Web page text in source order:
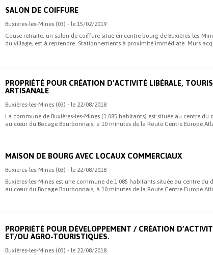
SALON DE COIFFURE
Buxières-les-Mines (03) - le 15/02/2019
Cause retraite, un salon de coiffure situé en centre bourg de Buxières-les-
du village, est à reprendre. Stationnements à proximité immédiate. Murs
PROPRIÉTÉ POUR CRÉATION D’ACTIVITÉ LIBÉRALE,
ARTISANALE
Buxières-les-Mines (03) - le 22/08/2018
La commune de Buxières-les-Mines (1.085 habitants) est située au centre du
au cœur du Bocage Bourbonnais, à 10 minutes de la Route Centre Europe
MAISON DE BOURG AVEC LOCAUX COMMERCIAUX
Buxières-les-Mines (03) - le 22/08/2018
Buxières-les-Mines est une commune de 1 085 habitants située au centre du
au cœur du Bocage Bourbonnais, à 10 minutes de la Route Centre Europe
PROPRIÉTÉ POUR DÉVELOPPEMENT / CRÉATION
ET/OU AGRO-TOURISTIQUES.
Buxières-les-Mines (03) - le 22/08/2018